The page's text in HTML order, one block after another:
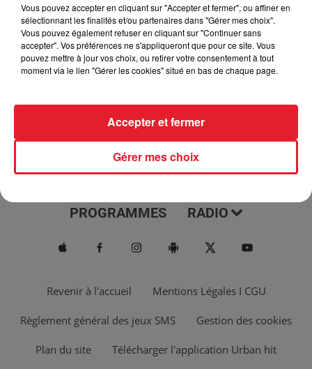
Le Morning Show
ACTUS MUSIQUES
PROGRAMMES RADIO
Revenir à l'accueil Mentions Légales I CGU
Règlement général des jeux SMS Gestion des cookies
Plan du site Télécharger l'application Urban hit
Vous pouvez accepter en cliquant sur "Accepter et fermer", ou affiner en
sélectionnant les finalités et/ou partenaires dans "Gérer mes choix".
Vous pouvez également refuser en cliquant sur "Continuer sans
accepter". Vos préférences ne s'appliqueront que pour ce site. Vous
pouvez mettre à jour vos choix, ou retirer votre consentement à tout
moment via le lien "Gérer les cookies" situé en bas de chaque page.
Gérer mes choix
Accepter et fermer